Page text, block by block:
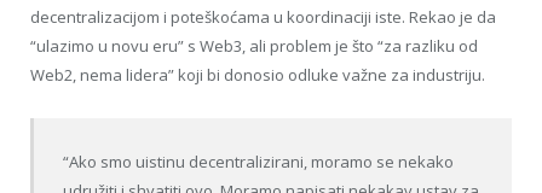
decentralizacijom i poteškoćama u koordinaciji iste. Rekao je da
“ulazimo u novu eru” s Web3, ali problem je što “za razliku od
Web2, nema lidera” koji bi donosio odluke važne za industriju.
“Ako smo uistinu decentralizirani, moramo se nekako